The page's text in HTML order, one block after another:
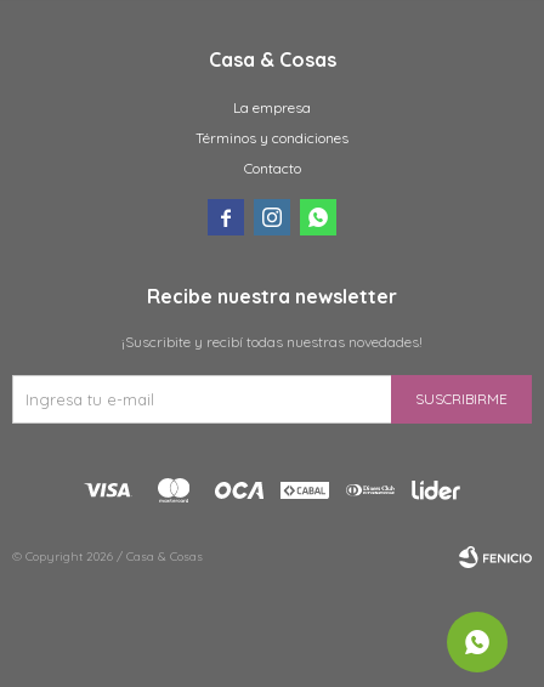
Casa & Cosas
La empresa
Términos y condiciones
Contacto
  
Recibe nuestra newsletter
¡Suscribite y recibí todas nuestras novedades!
SUSCRIBIRME
© Copyright 2026 / Casa & Cosas